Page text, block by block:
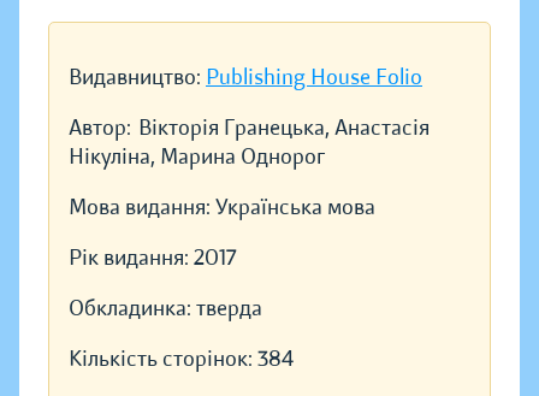
Видавництво: Publishing House Folio
Автор: Вікторія Гранецька, Анастасія
Нікуліна, Марина Однорог
Мова видання: Українська мова
Рік видання: 2017
Обкладинка: тверда
Кількість сторінок: 384